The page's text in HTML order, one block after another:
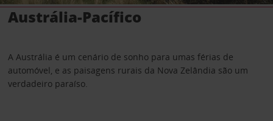
Austrália-Pacífico
A Austrália é um cenário de sonho para umas férias de
automóvel, e as paisagens rurais da Nova Zelândia são um
verdadeiro paraíso.